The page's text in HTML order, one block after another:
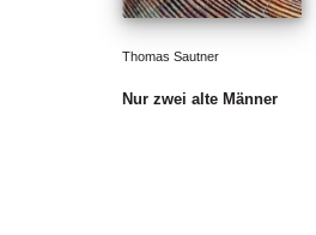
Thomas Sautner
Nur zwei alte Männer